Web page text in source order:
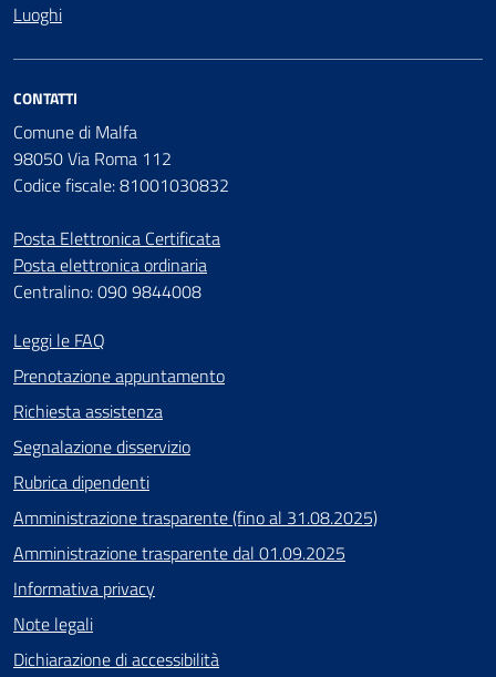
Luoghi
CONTATTI
Comune di Malfa
98050 Via Roma 112
Codice fiscale: 81001030832
Posta Elettronica Certificata
Posta elettronica ordinaria
Centralino: 090 9844008
Leggi le FAQ
Prenotazione appuntamento
Richiesta assistenza
Segnalazione disservizio
Rubrica dipendenti
Amministrazione trasparente (fino al 31.08.2025)
Amministrazione trasparente dal 01.09.2025
Informativa privacy
Note legali
Dichiarazione di accessibilità